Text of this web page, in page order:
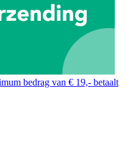
bedrag van € 19,- betaalt